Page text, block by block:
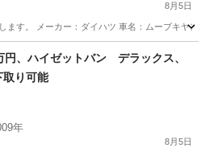
8月5日
ます。 メーカー：ダイハツ 車名：ムーブキヤ
その他
円、ハイゼットバン デラックス、
取り可能
年
8月5日